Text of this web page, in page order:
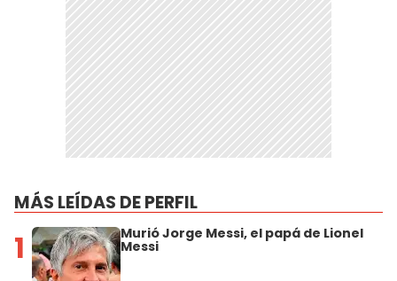
MÁS LEÍDAS DE PERFIL
1 Murió Jorge Messi, el papá de Lionel
Messi